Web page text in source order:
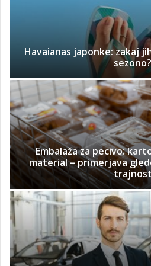
Havaianas japonke: zakaj
sezono?
Embalaža za pecivo:
material – primerjava
trajnost